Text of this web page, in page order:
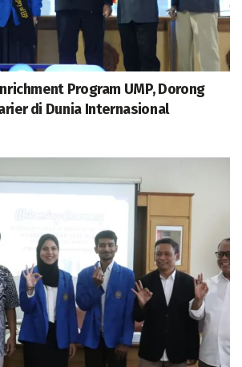
Program UMP, Dorong
di Dunia Internasional